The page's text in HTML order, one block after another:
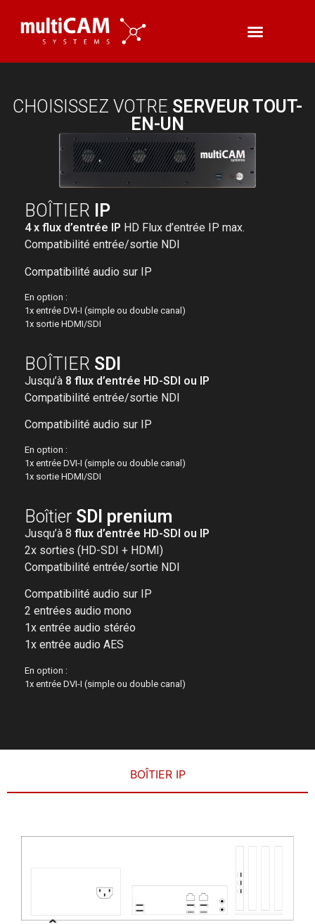
CHOISISSEZ VOTRE SERVEUR TOUT-
EN-UN
BOÎTIER IP
4 x flux d’entrée IP HD Flux d’entrée IP max.
Compatibilité entrée/sortie NDI
Compatibilité audio sur IP
En option :
1x entrée DVI-I (simple ou double canal)
1x sortie HDMI/SDI
BOÎTIER SDI
Jusqu’à 8 flux d’entrée HD-SDI ou IP
Compatibilité entrée/sortie NDI
Compatibilité audio sur IP
En option :
1x entrée DVI-I (simple ou double canal)
1x sortie HDMI/SDI
Boîtier SDI prenium
Jusqu’à 8 flux d’entrée HD-SDI ou IP
2x sorties (HD-SDI + HDMI)
Compatibilité entrée/sortie NDI
Compatibilité audio sur IP
2 entrées audio mono
1x entrée audio stéréo
1x entrée audio AES
En option :
1x entrée DVI-I (simple ou double canal)
BOÎTIER IP